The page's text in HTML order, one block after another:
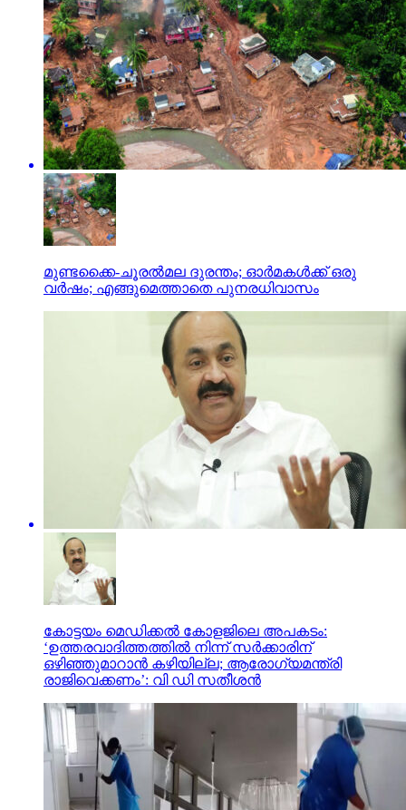
മുണ്ടക്കൈ-ചൂരല്‍മല ദുരന്തം; ഓര്‍മകള്‍ക്ക് ഒരു
വര്‍ഷം; എങ്ങുമെത്താതെ പുനരധിവാസം
കോട്ടയം മെഡിക്കല്‍ കോളജിലെ അപകടം:
‘ഉത്തരവാദിത്തത്തില്‍ നിന്ന് സര്‍ക്കാരിന്
ഒഴിഞ്ഞുമാറാന്‍ കഴിയില്ല; ആരോഗ്യമന്ത്രി
രാജിവെക്കണം’: വി ഡി സതീശന്‍